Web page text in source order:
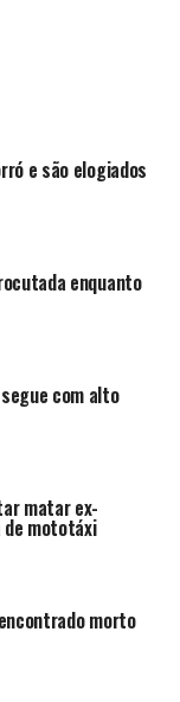
e são elogiados
enquanto
com alto
matar ex-
de mototáxi
morto